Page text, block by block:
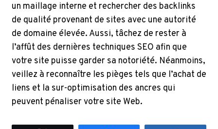
un maillage interne et rechercher des backlinks
de qualité provenant de sites avec une autorité
de domaine élevée. Aussi, tâchez de rester à
l’affût des dernières techniques SEO afin que
votre site puisse garder sa notoriété. Néanmoins,
veillez à reconnaître les pièges tels que l’achat de
liens et la sur-optimisation des ancres qui
peuvent pénaliser votre site Web.